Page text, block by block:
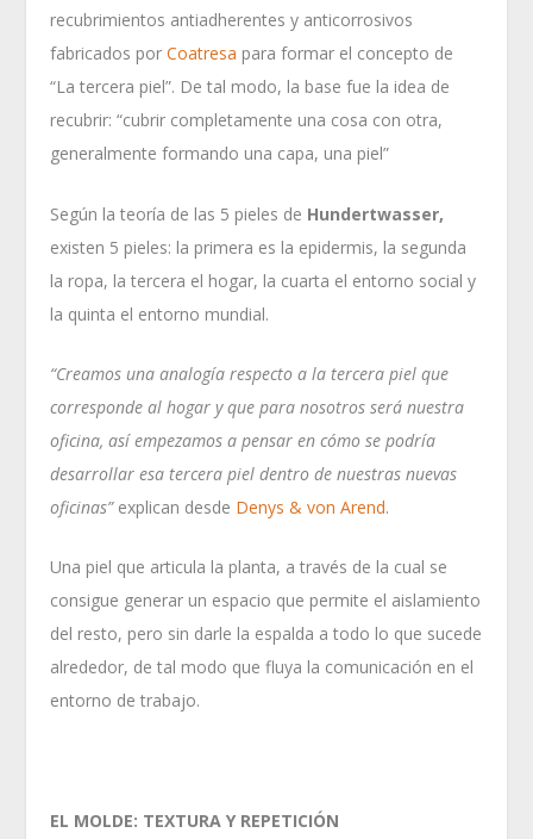
recubrimientos antiadherentes y anticorrosivos
fabricados porCoatresa para formar el concepto de
“La tercera piel”. De tal modo, la base fue la idea de
recubrir: “cubrir completamente una cosa con otra,
generalmente formando una capa, una piel”
Según la teoría de las 5 pieles de Hundertwasser,
existen 5 pieles: la primera es la epidermis, la segunda
la ropa, la tercera el hogar, la cuarta el entorno social y
la quinta el entorno mundial.
“Creamos una analogía respecto a la tercera piel que
corresponde al hogar y que para nosotros será nuestra
oficina, así empezamos a pensar en cómo se podría
desarrollar esa tercera piel dentro de nuestras nuevas
oficinas” explican desde Denys & von Arend.
Una piel que articula la planta, a través de la cual se
consigue generar un espacio que permite el aislamiento
del resto, pero sin darle la espalda a todo lo que sucede
alrededor, de tal modo que fluya la comunicación en el
entorno de trabajo.
EL MOLDE: TEXTURA Y REPETICIÓN